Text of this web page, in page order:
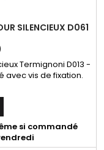
SILENCIEUX D061
Termignoni D013 -
avec vis de fixation.
si commandé